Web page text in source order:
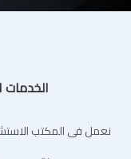
الخدمات
نعمل فى المكتب